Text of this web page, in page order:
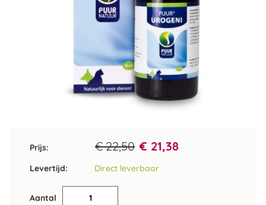
Prijs: € 22,50 € 21,38
Levertijd: Direct leverbaar
Aantal
begin
afbeeldingen-
gallerij